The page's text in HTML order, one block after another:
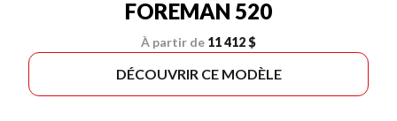
FOREMAN 520
À partir de 11 412 $
DÉCOUVRIR CE MODÈLE